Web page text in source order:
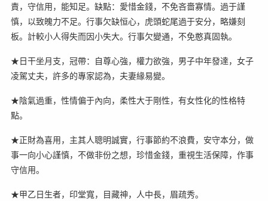
責，守信用，能知足。缺點：愛惜金錢，不免吝嗇寡情。過于謹
慎，以致魄力不足。行事欠缺恒心，虎頭蛇尾過于安分，略嫌刻
板。計較小人得失而因小失大。行事欠變通，不免憨真固執。
★日干坐月支，冠帶：自尊心強，權力欲強，男子中年發達，女子
凌駕丈夫，許多的專家認為，夫妻緣易變。
★陰氣過重，性情偏于內向，柔性大于剛性，有女性化的性格特
點。
★正財為喜用，主其人聰明誠實，行事節約不浪費，安守本分，做
事一向小心謹慎，不做非份之想，珍惜金錢，重視生活保障，作事
守信用。
★甲乙日生者，印堂寬，目藏神，人中長，眉疏秀。